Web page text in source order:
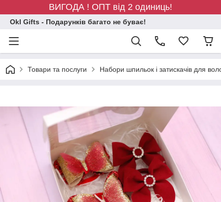
ВИГОДА ! ОПТ від 2 одиниць!
Okl Gifts - Подарунків багато не буває!
Товари та послуги Набори шпильок і затискачів для